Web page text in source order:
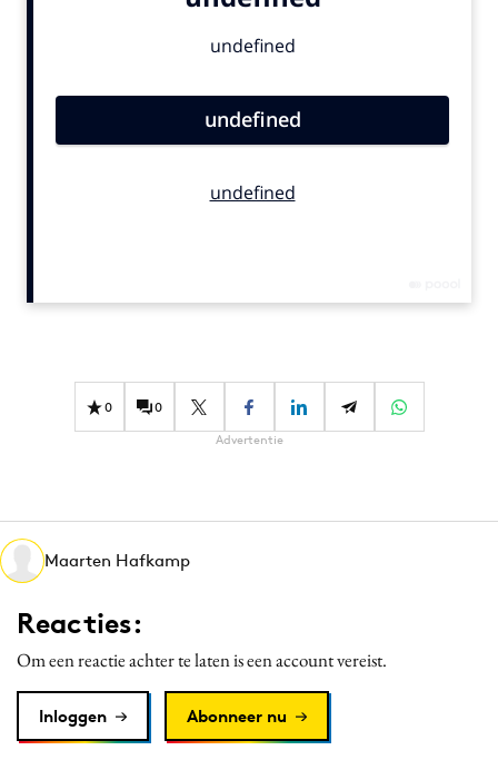
Gedragsverandering
Influencer marketing
Media
Merkstrategie
PR
Programmatic
Purpose Marketing
Reputatie & crisis
0 0
Advertentie
Maarten Hafkamp
Reacties:
Om een reactie achter te laten is een account vereist.
Inloggen Abonneer nu